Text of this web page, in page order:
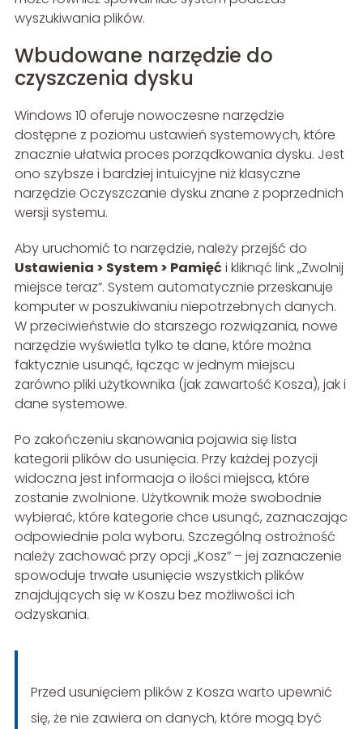
wyszukiwania plików.
Wbudowane narzędzie do
czyszczenia dysku
Windows 10 oferuje nowoczesne narzędzie
dostępne z poziomu ustawień systemowych, które
znacznie ułatwia proces porządkowania dysku. Jest
ono szybsze i bardziej intuicyjne niż klasyczne
narzędzie Oczyszczanie dysku znane z poprzednich
wersji systemu.
Aby uruchomić to narzędzie, należy przejść do
Ustawienia > System > Pamięć i kliknąć link „Zwolnij
miejsce teraz”. System automatycznie przeskanuje
komputer w poszukiwaniu niepotrzebnych danych.
W przeciwieństwie do starszego rozwiązania, nowe
narzędzie wyświetla tylko te dane, które można
faktycznie usunąć, łącząc w jednym miejscu
zarówno pliki użytkownika (jak zawartość Kosza), jak i
dane systemowe.
Po zakończeniu skanowania pojawia się lista
kategorii plików do usunięcia. Przy każdej pozycji
widoczna jest informacja o ilości miejsca, które
zostanie zwolnione. Użytkownik może swobodnie
wybierać, które kategorie chce usunąć, zaznaczając
odpowiednie pola wyboru. Szczególną ostrożność
należy zachować przy opcji „Kosz” – jej zaznaczenie
spowoduje trwałe usunięcie wszystkich plików
znajdujących się w Koszu bez możliwości ich
odzyskania.
Przed usunięciem plików z Kosza warto upewnić
się, że nie zawiera on danych, które mogą być